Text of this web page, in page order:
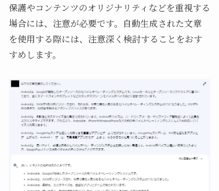
保護やコンテンツのオリジナリティなどを重視する
場合には、注意が必要です。自動生成された文章
を使用する際には、注意深く検討することをおす
すめします。